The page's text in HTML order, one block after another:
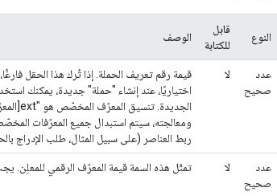
النوع
قابل
للكتابة
الوصف
عدد
صحيح
لا
قيمة رقم تعريف الحملة. إذا تُرك هذا الحقل
اختياريًا، عند إنشاء "حملة" جديدة، يمكنك
ربط العناصر (على سبيل المثال، طلب الإدراج
عدد
صحيح
لا تمثّل هذه السمة قيمة المعرّف الرقمي للمعلِن.